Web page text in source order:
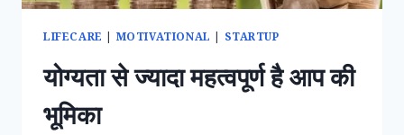
LIFECARE MOTIVATIONAL STARTUP
योग्यता से ज्यादा महत्वपूर्ण है आप की
भूमिका